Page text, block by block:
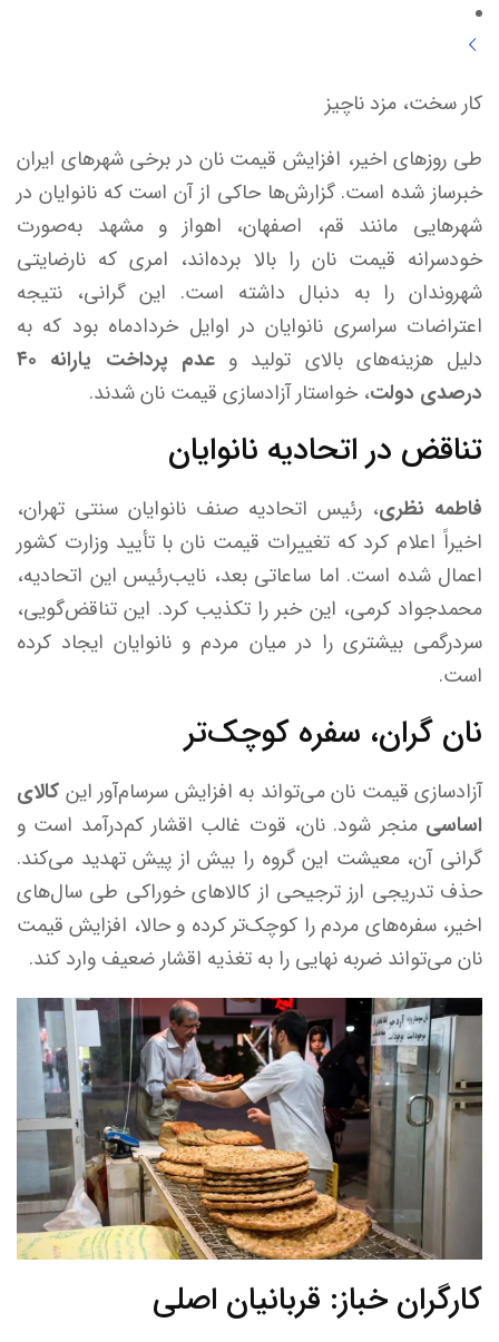
کار سخت، مزد ناچیز
طی روزهای اخیر، افزایش قیمت نان در برخی شهرهای ایران
خبرساز شده است. گزارش‌ها حاکی از آن است که نانوایان در
شهرهایی مانند قم، اصفهان، اهواز و مشهد به‌صورت
خودسرانه قیمت نان را بالا برده‌اند، امری که نارضایتی
شهروندان را به دنبال داشته است. این گرانی، نتیجه
اعتراضات سراسری نانوایان در اوایل خردادماه بود که به
دلیل هزینه‌های بالای تولید و
عدم پرداخت یارانه ۴۰
درصدی دولت، خواستار آزادسازی قیمت نان شدند.
تناقض در اتحادیه نانوایان
فاطمه نظری، رئیس اتحادیه صنف نانوایان سنتی تهران،
اخیراً اعلام کرد که تغییرات قیمت نان با تأیید وزارت کشور
اعمال شده است. اما ساعاتی بعد، نایب‌رئیس این اتحادیه،
محمدجواد کرمی، این خبر را تکذیب کرد. این تناقض‌گویی،
سردرگمی بیشتری را در میان مردم و نانوایان ایجاد کرده
است.
نان گران، سفره کوچک‌تر
آزادسازی قیمت نان می‌تواند به افزایش سرسام‌آور این کالای
اساسی منجر شود. نان، قوت غالب اقشار کم‌درآمد است و
گرانی آن، معیشت این گروه را بیش از پیش تهدید می‌کند.
حذف تدریجی ارز ترجیحی از کالاهای خوراکی طی سال‌های
اخیر، سفره‌های مردم را کوچک‌تر کرده و حالا، افزایش قیمت
نان می‌تواند ضربه نهایی را به تغذیه اقشار ضعیف وارد کند.
کارگران خباز: قربانیان اصلی